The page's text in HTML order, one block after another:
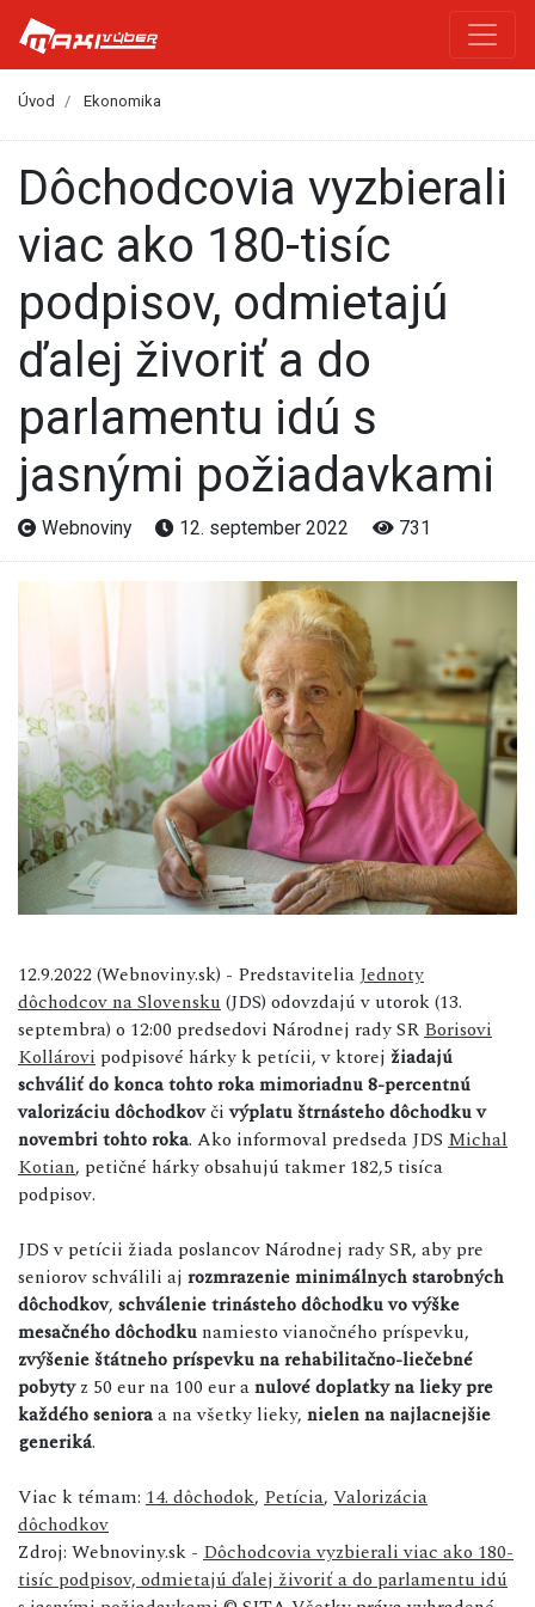
Úvod Ekonomika
Dôchodcovia vyzbierali
viac ako 180-tisíc
podpisov, odmietajú
ďalej živoriť a do
parlamentu idú s
jasnými požiadavkami
Webnoviny 12. september 2022 731
12.9.2022 (Webnoviny.sk) - Predstavitelia Jednoty
dôchodcov na Slovensku (JDS) odovzdajú v utorok (13.
septembra) o 12:00 predsedovi Národnej rady SR Borisovi
Kollárovi podpisové hárky k petícii, v ktorej žiadajú
schváliť do konca tohto roka mimoriadnu 8-percentnú
valorizáciu dôchodkovčivýplatu štrnásteho dôchodku v
novembri tohto roka. Ako informoval predseda JDS Michal
Kotian, petičné hárky obsahujú takmer 182,5 tisíca
podpisov.
JDS v petícii žiada poslancov Národnej rady SR, aby pre
seniorov schválili aj rozmrazenie minimálnych starobných
dôchodkov, schválenie trinásteho dôchodku vo výške
mesačného dôchodku namiesto vianočného príspevku,
zvýšenie štátneho príspevku na rehabilitačno-liečebné
pobytyz 50 eur na 100 eur anulové doplatky na lieky pre
každého senioraa na všetky lieky, nielen na najlacnejšie
generiká.
Viac k témam: 14. dôchodok, Petícia, Valorizácia
dôchodkov
Zdroj: Webnoviny.sk - Dôchodcovia vyzbierali viac ako 180-
tisíc podpisov, odmietajú ďalej živoriť a do parlamentu idú